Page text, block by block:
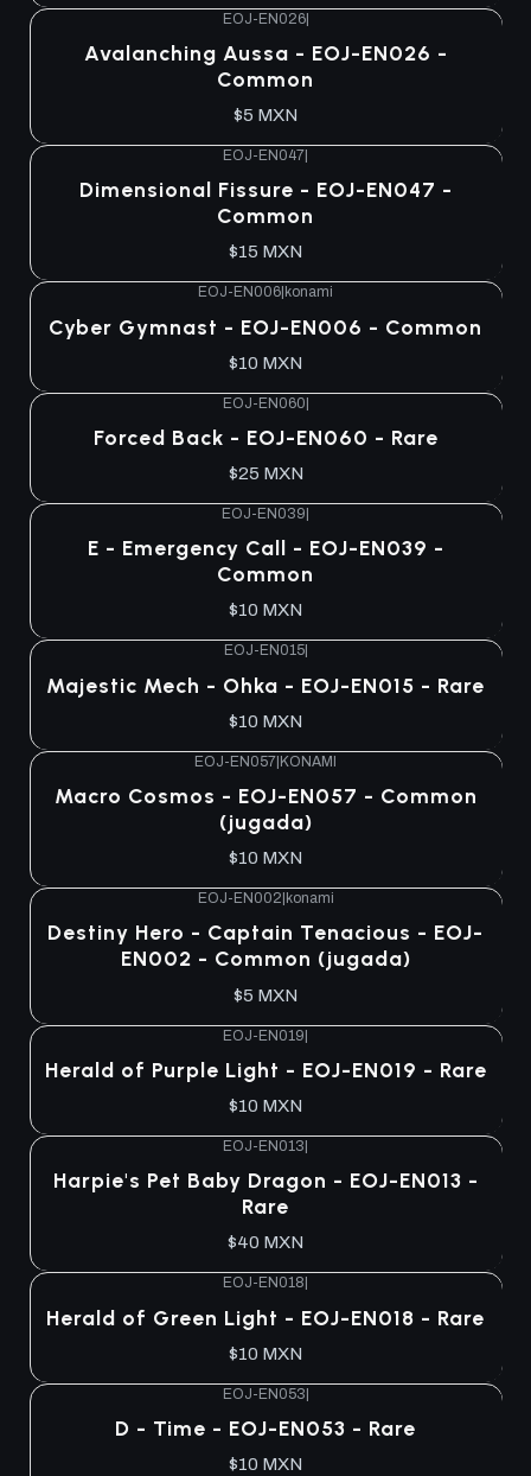
EOJ-EN026|
Avalanching Aussa - EOJ-EN026 -
Common
$5 MXN
EOJ-EN047
Dimensional Fissure - EOJ-EN047 -
Common
$15 MXN
EOJ-EN006 konami
Cyber Gymnast - EOJ-EN006 - Common
$10 MXN
EOJ-EN060|
Forced Back - EOJ-EN060 - Rare
$25 MXN
EOJ-EN039
E - Emergency Call - EOJ-EN039 -
Common
$10 MXN
EOJ-EN015|
Majestic Mech - Ohka - EOJ-EN015 - Rare
$10 MXN
EOJ-EN057|KONAMI
Macro Cosmos - EOJ-EN057 - Common
(jugada)
$10 MXN
EOJ-EN002 konami
Destiny Hero - Captain Tenacious - EOJ-
EN002 - Common (jugada)
$5 MXN
EOJ-EN019|
Herald of Purple Light - EOJ-EN019 - Rare
$10 MXN
EOJ-EN013
Harpie's Pet Baby Dragon - EOJ-EN013 -
Rare
$40 MXN
EOJ-EN018
Herald of Green Light - EOJ-EN018 - Rare
$10 MXN
EOJ-EN053|
D - Time - EOJ-EN053 - Rare
$10 MXN